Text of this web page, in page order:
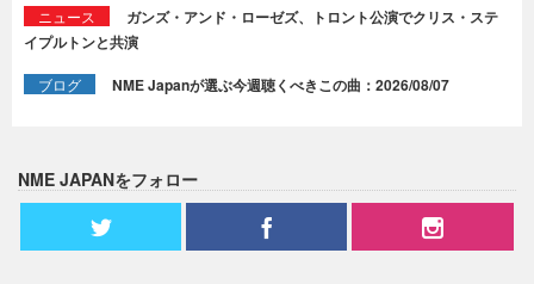
ニュース
ガンズ・アンド・ローゼズ、トロント公演でクリス・ステ
イプルトンと共演
ブログ NME Japanが選ぶ今週聴くべきこの曲：2026/08/07
NME JAPANをフォロー